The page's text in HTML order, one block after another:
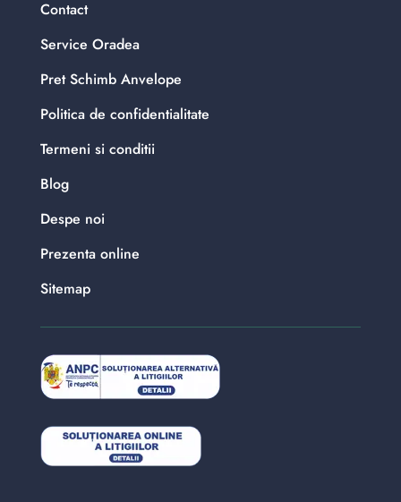
Contact
Service Oradea
Pret Schimb Anvelope
Politica de confidentialitate
Termeni si conditii
Blog
Despe noi
Prezenta online
Sitemap